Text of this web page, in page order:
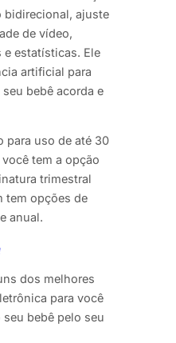
bidirecional, ajuste
de vídeo,
estatísticas. Ele
artificial para
bebê acorda e
para uso de até 30
tem a opção
trimestral
tem opções de
anual.
dos melhores
para você
bebê pelo seu